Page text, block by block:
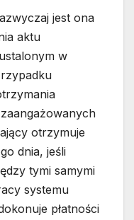
jest ona
aktu
w
otrzymuje
dnia, jeśli
tymi samymi
systemu
płatności